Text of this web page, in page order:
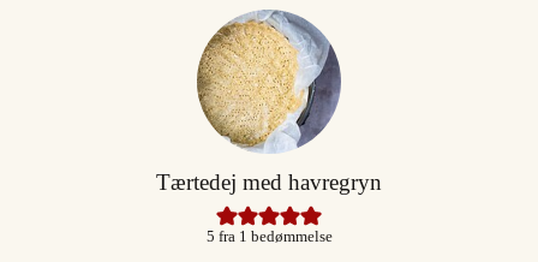
Tærtedej med havregryn
5 fra 1 bedømmelse